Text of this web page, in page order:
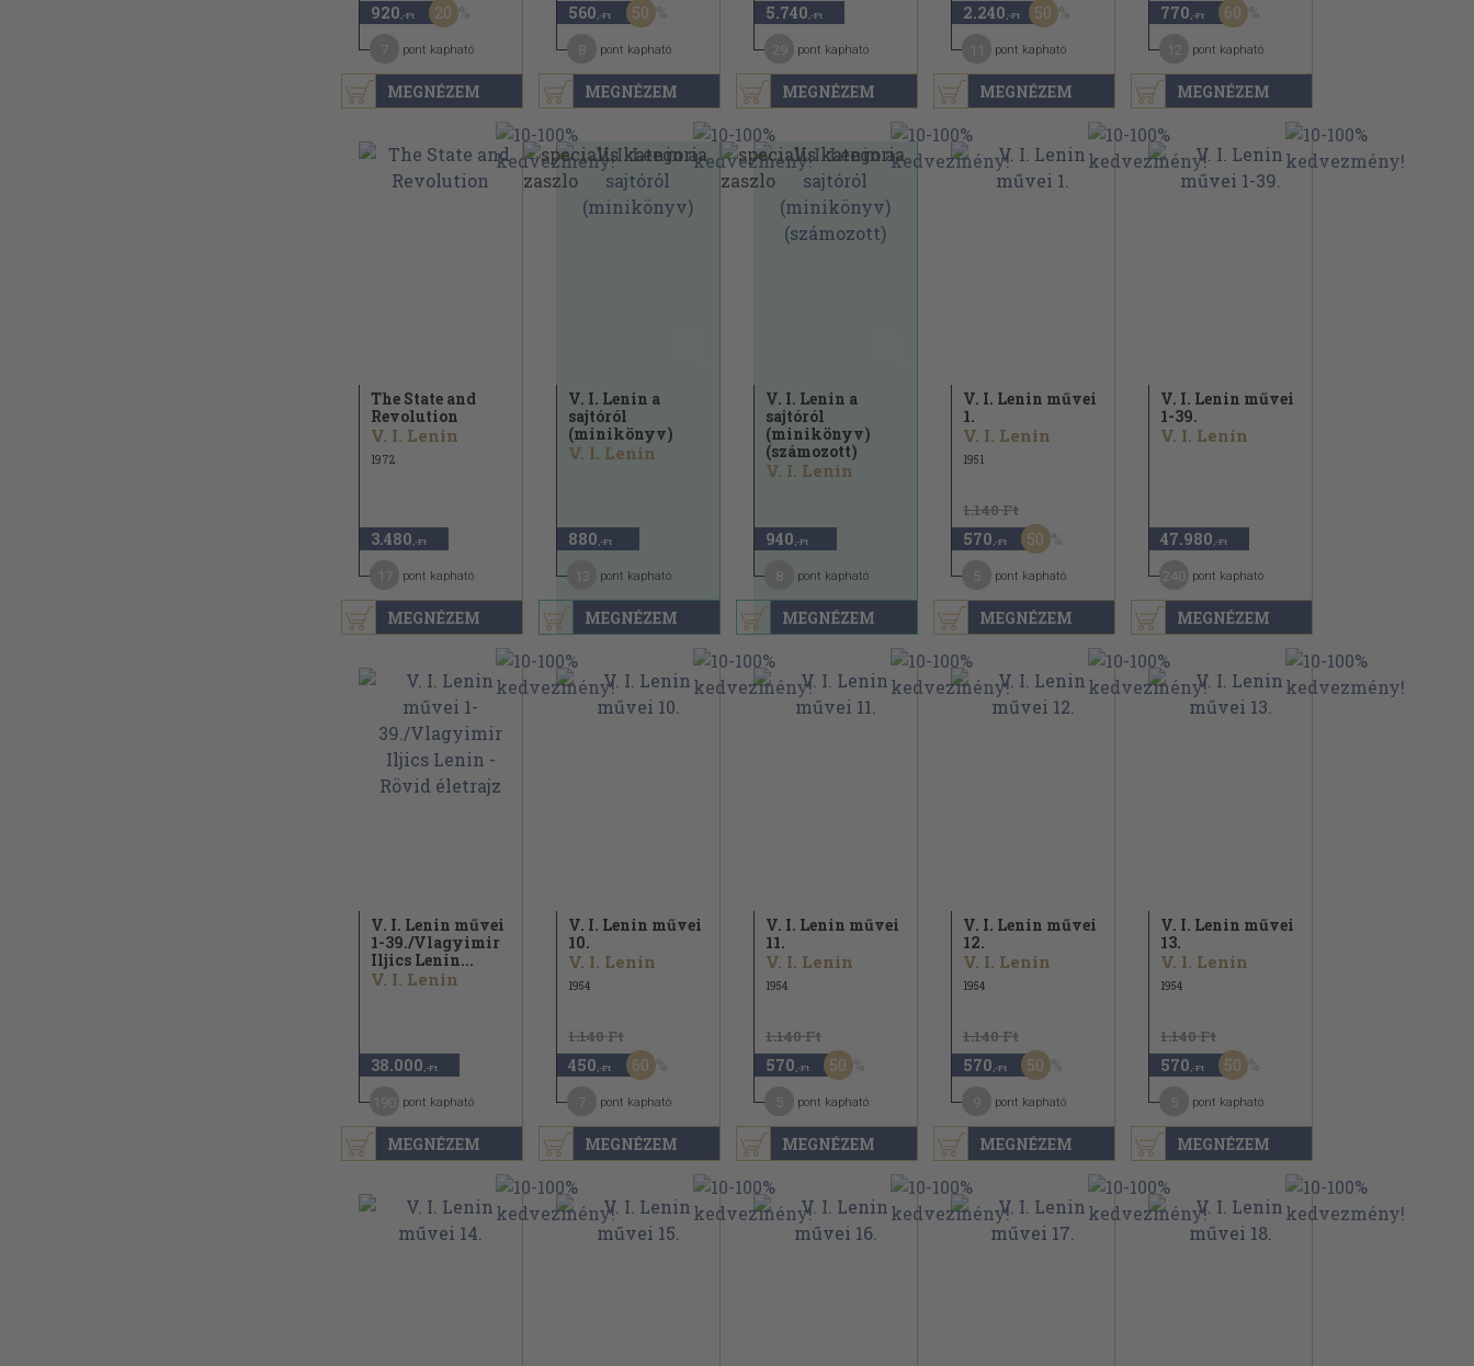
MEGNÉZEM
920 ,-Ft 20
pont kapható
MEGNÉZEM
560 ,-Ft 50
pont kapható
MEGNÉZEM
5.740 ,-Ft
pont kapható
MEGNÉZEM
2.240 ,-Ft 50
pont kapható
MEGNÉZEM
770 ,-Ft 60
pont kapható
MEGNÉZEM
The State and
Revolution
V. I. Lenin
1972
3.480 ,-Ft
pont kapható
MEGNÉZEM
V. I. Lenin a
sajtóról
(minikönyv)
V. I. Lenin
880 ,-Ft
pont kapható
MEGNÉZEM
V. I. Lenin a
sajtóról
(minikönyv)
(számozott)
V. I. Lenin
940 ,-Ft
pont kapható
MEGNÉZEM
V. I. Lenin művei
1.
V. I. Lenin
1951
1.140 Ft
570 ,-Ft 50
pont kapható
MEGNÉZEM
V. I. Lenin művei
1-39.
V. I. Lenin
47.980 ,-Ft
pont kapható
MEGNÉZEM
V. I. Lenin művei
1-39./Vlagyimir
Iljics Lenin...
V. I. Lenin
38.000 ,-Ft
pont kapható
MEGNÉZEM
V. I. Lenin művei
10.
V. I. Lenin
1954
1.140 Ft
450 ,-Ft 60
pont kapható
MEGNÉZEM
V. I. Lenin művei
11.
V. I. Lenin
1954
1.140 Ft
570 ,-Ft 50
pont kapható
MEGNÉZEM
V. I. Lenin művei
12.
V. I. Lenin
1954
1.140 Ft
570 ,-Ft 50
pont kapható
MEGNÉZEM
V. I. Lenin művei
13.
V. I. Lenin
1954
1.140 Ft
570 ,-Ft 50
pont kapható